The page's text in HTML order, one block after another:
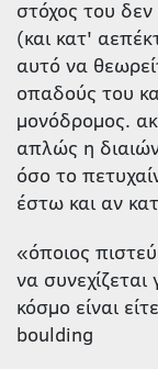
στόχος του δεν
(και κατ'
αυτό να
οπαδούς του
μονόδρομος.
απλώς η
όσο το
έστω και αν
«όποιος
να
κόσμο είναι
boulding